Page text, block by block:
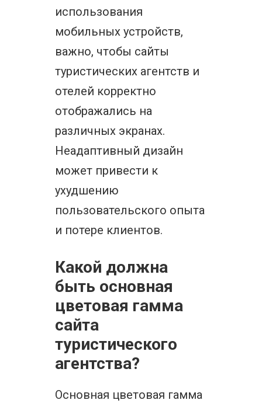
использования
мобильных устройств,
важно, чтобы сайты
туристических агентств и
отелей корректно
отображались на
различных экранах.
Неадаптивный дизайн
может привести к
ухудшению
пользовательского опыта
и потере клиентов.
Какой должна
быть основная
цветовая гамма
сайта
туристического
агентства?
Основная цветовая гамма